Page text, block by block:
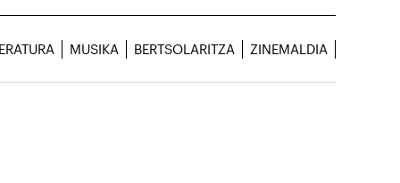
MUSIKA BERTSOLARITZA ZINEMALDIA